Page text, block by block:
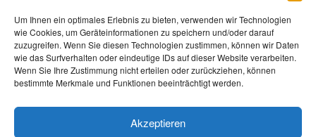
Um Ihnen ein optimales Erlebnis zu bieten, verwenden wir Technologien
wie Cookies, um Geräteinformationen zu speichern und/oder darauf
zuzugreifen. Wenn Sie diesen Technologien zustimmen, können wir Daten
wie das Surfverhalten oder eindeutige IDs auf dieser Website verarbeiten.
Wenn Sie Ihre Zustimmung nicht erteilen oder zurückziehen, können
bestimmte Merkmale und Funktionen beeinträchtigt werden.
Akzeptieren